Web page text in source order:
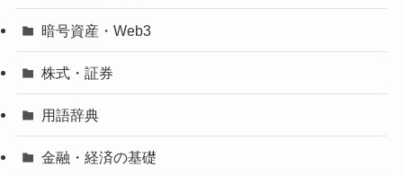
暗号資産・Web3
株式・証券
用語辞典
金融・経済の基礎